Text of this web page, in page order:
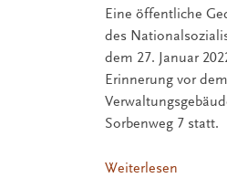
Eine öffentliche
des
dem 27. Januar
Erinnerung vor
Sorbenweg 7 statt.
Weiterlesen